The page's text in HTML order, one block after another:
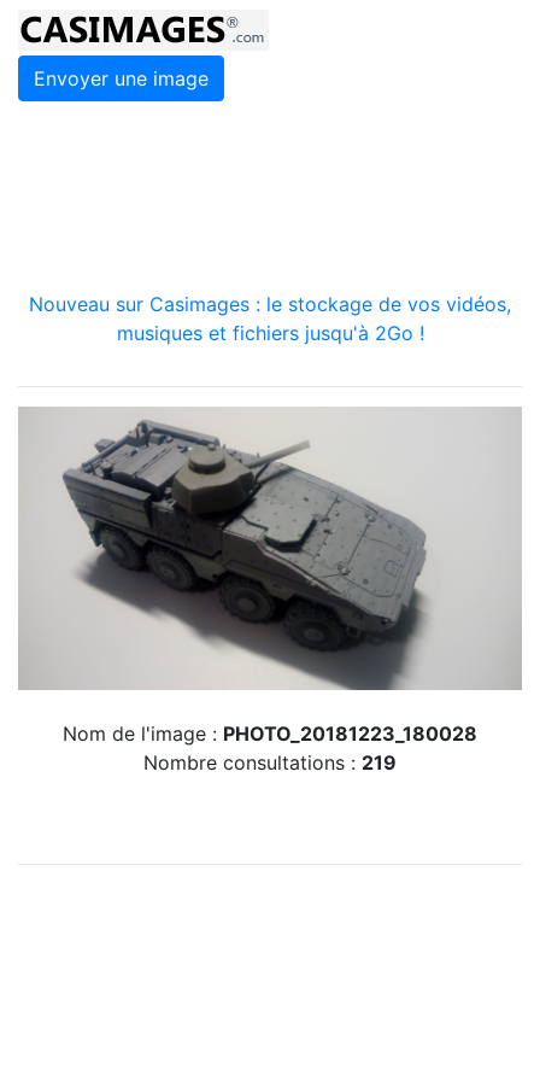
Envoyer une image
Nouveau sur Casimages : le stockage de vos vidéos,
musiques et fichiers jusqu'à 2Go !
Nom de l'image : PHOTO_20181223_180028
Nombre consultations : 219